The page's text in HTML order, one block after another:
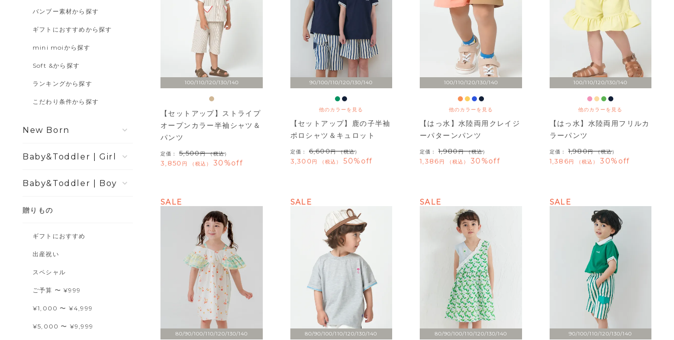
バンブー素材から探す
ギフトにおすすめから探す
mini moiから探す
Soft &から探す
ランキングから探す
こだわり条件から探す
New Born
Girl
Boy
贈りもの
ギフトにおすすめ
出産祝い
スペシャル
ご予算 〜 ¥999
¥1,000 〜 ¥4,999
¥5,000 〜 ¥9,999
100/110/120/130/140
【セットアップ】ストライプ
オープンカラー半袖シャツ＆
パンツ
定価： 5,500 （税込）
3,850 税込 30%off
90/100/110/120/130/140
他のカラーを見る
【セットアップ】鹿の子半袖
ポロシャツ＆キュロット
定価： 6,600 （税込）
3,300 税込 50%off
100/110/120/130/140
他のカラーを見る
【はっ水】水陸両用クレイジ
ーパターンパンツ
定価： 1,980 （税込）
1,386 税込 30%off
100/110/120/130/140
他のカラーを見る
【はっ水】水陸両用フリルカ
ラーパンツ
定価： 1,980 （税込）
1,386 税込 30%off
80/90/100/110/120/130/140
SALE
80/90/100/110/120/130/140
SALE
80/90/100/110/120/130/140
SALE
90/100/110/120/130/140
SALE